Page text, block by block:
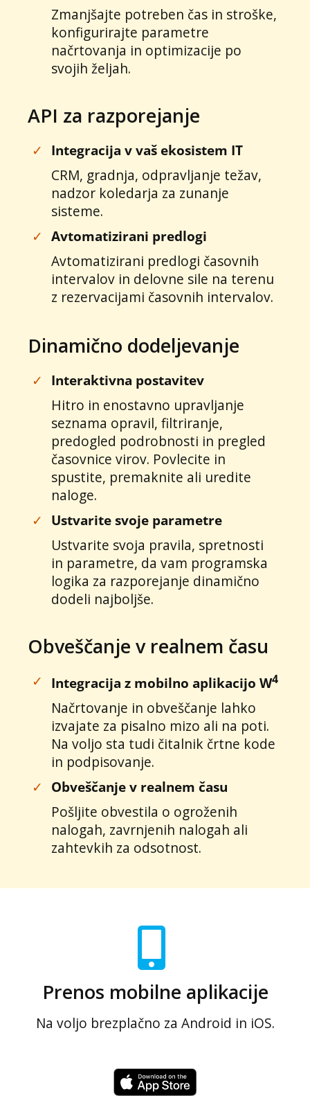
Zmanjšajte potreben čas in stroške,
konfigurirajte parametre
načrtovanja in optimizacije po
svojih željah.
API za razporejanje
✓
Integracija v vaš ekosistem IT
CRM, gradnja, odpravljanje težav,
nadzor koledarja za zunanje
sisteme.
✓ Avtomatizirani predlogi
Avtomatizirani predlogi časovnih
intervalov in delovne sile na terenu
z rezervacijami časovnih intervalov.
Dinamično dodeljevanje
✓
Interaktivna postavitev
Hitro in enostavno upravljanje
seznama opravil, filtriranje,
predogled podrobnosti in pregled
časovnice virov. Povlecite in
spustite, premaknite ali uredite
naloge.
✓
Ustvarite svoje parametre
Ustvarite svoja pravila, spretnosti
in parametre, da vam programska
logika za razporejanje dinamično
dodeli najboljše.
Obveščanje v realnem času
✓ Integracija z mobilno aplikacijo W4
Načrtovanje in obveščanje lahko
izvajate za pisalno mizo ali na poti.
Na voljo sta tudi čitalnik črtne kode
in podpisovanje.
✓
Obveščanje v realnem času
Pošljite obvestila o ogroženih
nalogah, zavrnjenih nalogah ali
zahtevkih za odsotnost.
Prenos mobilne aplikacije
Na voljo brezplačno za Android in iOS.